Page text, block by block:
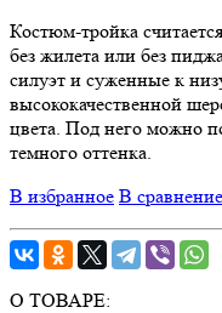
Костюм-тройка
без жилета или без
силуэт и суженные к
высококачественной
цвета. Под него можно
темного оттенка.
В избранное В сравнение
О ТОВАРЕ: